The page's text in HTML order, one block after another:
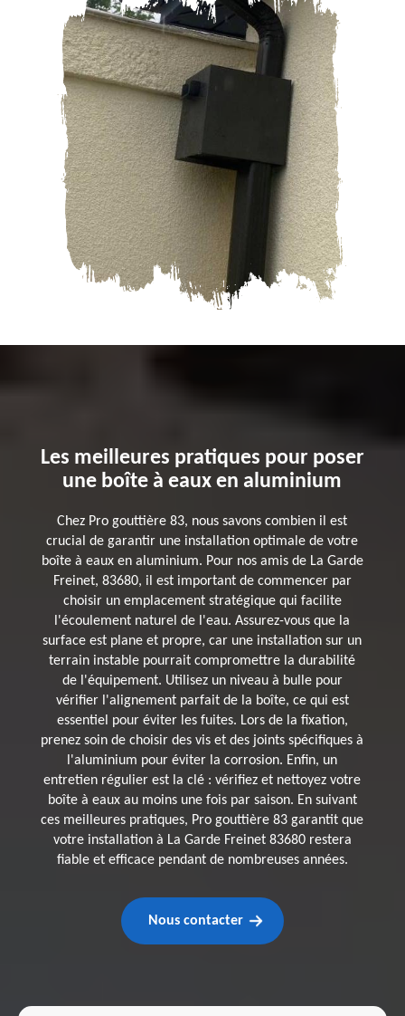
Les meilleures pratiques pour poser
une boîte à eaux en aluminium
Chez Pro gouttière 83, nous savons combien il est
crucial de garantir une installation optimale de votre
boîte à eaux en aluminium. Pour nos amis de La Garde
Freinet, 83680, il est important de commencer par
choisir un emplacement stratégique qui facilite
l'écoulement naturel de l'eau. Assurez-vous que la
surface est plane et propre, car une installation sur un
terrain instable pourrait compromettre la durabilité
de l'équipement. Utilisez un niveau à bulle pour
vérifier l'alignement parfait de la boîte, ce qui est
essentiel pour éviter les fuites. Lors de la fixation,
prenez soin de choisir des vis et des joints spécifiques à
l'aluminium pour éviter la corrosion. Enfin, un
entretien régulier est la clé : vérifiez et nettoyez votre
boîte à eaux au moins une fois par saison. En suivant
ces meilleures pratiques, Pro gouttière 83 garantit que
votre installation à La Garde Freinet 83680 restera
fiable et efficace pendant de nombreuses années.
Nous contacter